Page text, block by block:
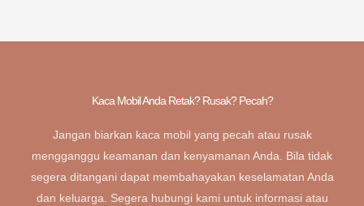
Kaca Mobil Anda Retak? Rusak? Pecah?
Jangan biarkan kaca mobil yang pecah atau rusak
mengganggu keamanan dan kenyamanan Anda. Bila tidak
segera ditangani dapat membahayakan keselamatan Anda
dan keluarga. Segera hubungi kami untuk informasi atau